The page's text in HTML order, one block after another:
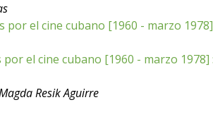
el cine cubano [1960 - marzo 1978]
el cine cubano [1960 - marzo 1978]
Resik Aguirre